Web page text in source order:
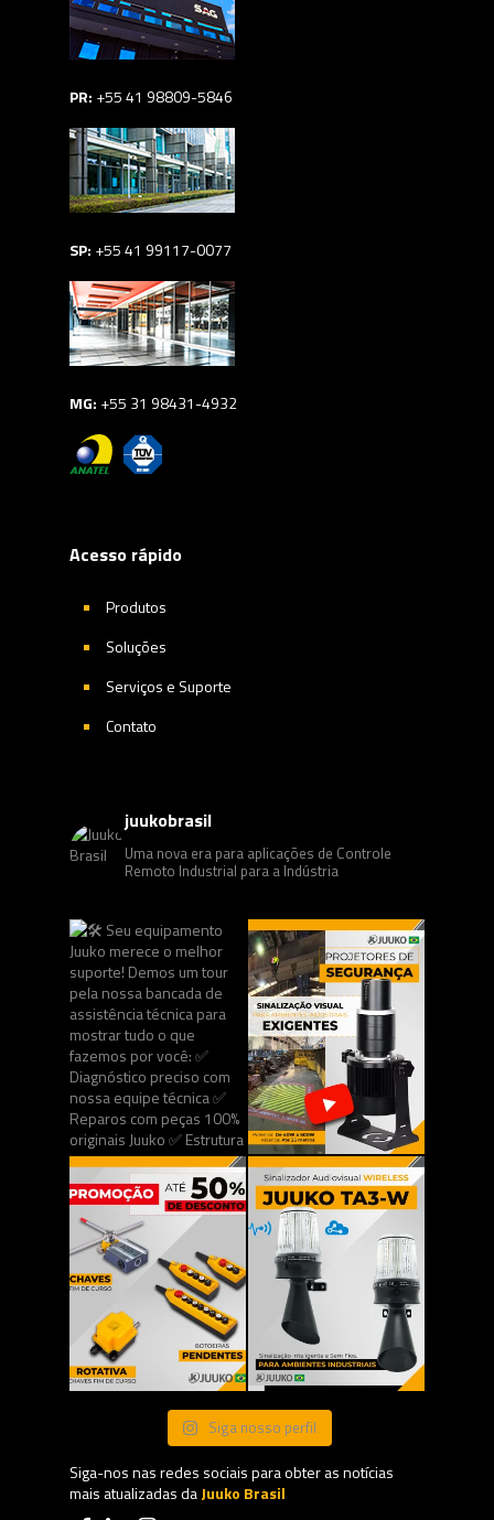
PR: +55 41 98809-5846
SP: +55 41 99117-0077
MG: +55 31 98431-4932
Acesso rápido
Produtos
Soluções
Serviços e Suporte
Contato
juukobrasil
Uma nova era para aplicações de Controle
Remoto Industrial para a Indústria
Siga nosso perfil
Siga-nos nas redes sociais para obter as notícias
mais atualizadas daJuuko Brasil